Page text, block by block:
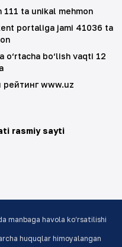
rasmiy sayti
111 ta unikal mehmon
portaliga jami 41036 ta
o‘rtacha bo‘lish vaqti 12
huquqlar himoyalangan
manbaga havola ko‘rsatilishi